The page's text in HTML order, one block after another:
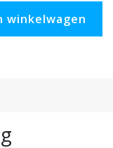
winkelwagen